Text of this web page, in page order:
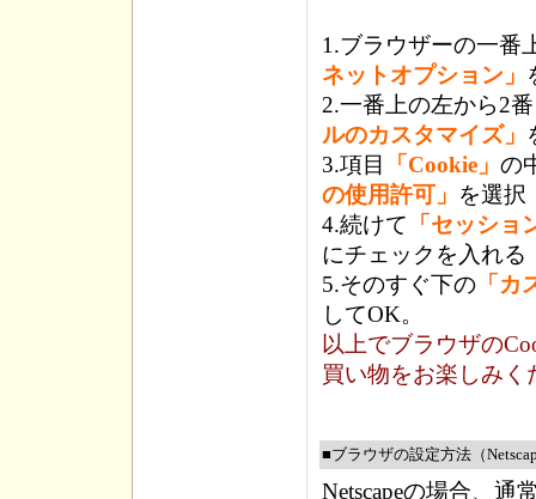
1.ブラウザーの一番
ネットオプション」
2.一番上の左から2
ルのカスタマイズ」
3.項目
「Cookie」 の
の使用許可」 を選択
4.続けて 「セッシ
にチェックを入れる
5.そのすぐ下の 「
してOK。
以上でブラウザの
買い物をお楽しみく
■ブラウザの設定方法（
Netscapeの場合、通